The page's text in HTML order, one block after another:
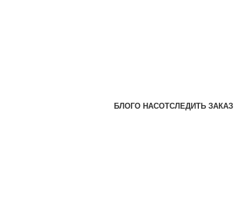
БЛОГО НАСОТСЛЕДИТЬ ЗАКАЗ